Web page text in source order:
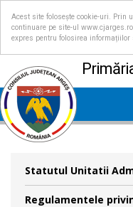
Acest site folosește cookie-uri. Prin
continuare pe site-ul
expres pentru folosirea informațiilor
Statutul Unitatii
Regulamentele